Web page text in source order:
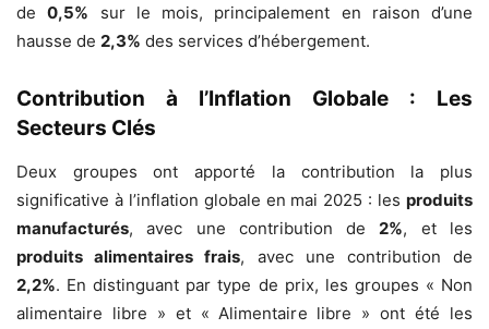
de0,5% sur le mois, principalement en raison d’une
hausse de 2,3% des services d’hébergement.
Contribution à l’Inflation Globale : Les
Secteurs Clés
Deux groupes ont apporté la contribution la plus
significative à l’inflation globale en mai 2025 : les produits
manufacturés, avec une contribution de 2%, et les
produits alimentaires frais, avec une contribution de
2,2%. En distinguant par type de prix, les groupes « Non
alimentaire libre » et « Alimentaire libre » ont été les